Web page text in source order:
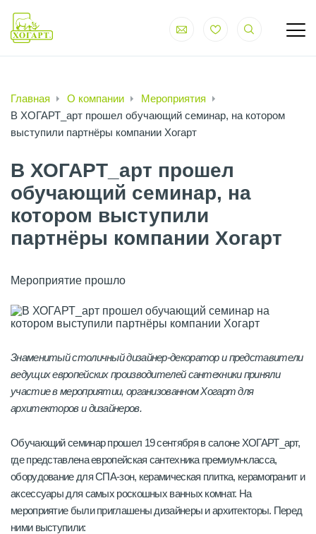
Главная О компании
Мероприятия
В ХОГАРТ_арт прошел обучающий семинар, на котором
выступили партнёры компании Хогарт
В ХОГАРТ_арт прошел
обучающий семинар, на
котором выступили
партнёры компании Хогарт
Мероприятие прошло
Знаменитый столичный дизайнер-декоратор и представители
ведущих европейских производителей сантехники приняли
участие в мероприятии, организованном Хогарт для
архитекторов и дизайнеров.
Обучающий семинар прошел 19 сентября в салоне ХОГАРТ_арт,
где представлена европейская сантехника премиум-класса,
оборудование для СПА-зон, керамическая плитка, керамогранит и
аксессуары для самых роскошных ванных комнат. На
мероприятие были приглашены дизайнеры и архитекторы. Перед
ними выступили: